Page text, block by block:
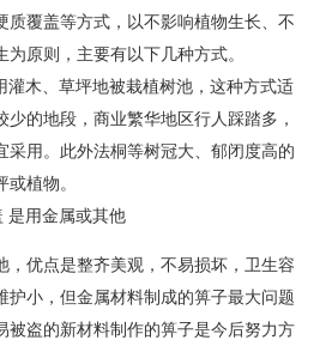
质覆盖等方式，以不影响植物生长、不
原则，主要有以下几种方式。
木、草坪地被栽植树池，这种方式适
少的地段，商业繁华地区行人踩踏多，
采用。此外法桐等树冠大、郁闭度高的
植物。
用金属或其他
，优点是整齐美观，不易损坏，卫生容
护小，但金属材料制成的箅子最大问题
被盗的新材料制作的箅子是今后努力方